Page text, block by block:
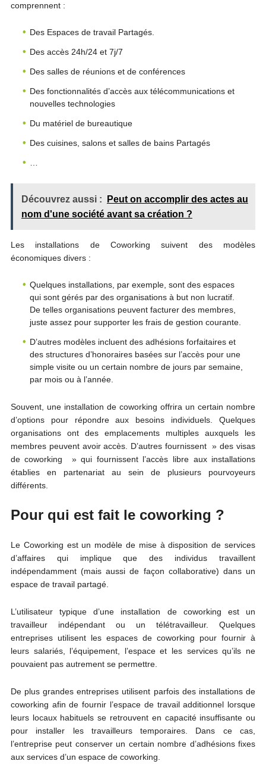
comprennent :
Des Espaces de travail Partagés.
Des accès 24h/24 et 7j/7
Des salles de réunions et de conférences
Des fonctionnalités d’accès aux télécommunications et
nouvelles technologies
Du matériel de bureautique
Des cuisines, salons et salles de bains Partagés
Découvrez aussi :
Peut on accomplir des actes au
nom d'une société avant sa création ?
Les installations de Coworking suivent des modèles
économiques divers :
Quelques installations, par exemple, sont des espaces
qui sont gérés par des organisations à but non lucratif.
De telles organisations peuvent facturer des membres,
juste assez pour supporter les frais de gestion courante.
D’autres modèles incluent des adhésions forfaitaires et
des structures d’honoraires basées sur l’accès pour une
simple visite ou un certain nombre de jours par semaine,
par mois ou à l’année.
Souvent, une installation de coworking offrira un certain nombre
d’options pour répondre aux besoins individuels. Quelques
organisations ont des emplacements multiples auxquels les
membres peuvent avoir accès. D’autres fournissent » des visas
de coworking » qui fournissent l’accès libre aux installations
établies en partenariat au sein de plusieurs pourvoyeurs
différents.
Pour qui est fait le coworking ?
Le Coworking est un modèle de mise à disposition de services
d’affaires qui implique que des individus travaillent
indépendamment (mais aussi de façon collaborative) dans un
espace de travail partagé.
L’utilisateur typique d’une installation de coworking est un
travailleur indépendant ou un télétravailleur. Quelques
entreprises utilisent les espaces de coworking pour fournir à
leurs salariés, l’équipement, l’espace et les services qu’ils ne
pouvaient pas autrement se permettre.
De plus grandes entreprises utilisent parfois des installations de
coworking afin de fournir l’espace de travail additionnel lorsque
leurs locaux habituels se retrouvent en capacité insuffisante ou
pour installer les travailleurs temporaires. Dans ce cas,
l’entreprise peut conserver un certain nombre d’adhésions fixes
aux services d’un espace de coworking.